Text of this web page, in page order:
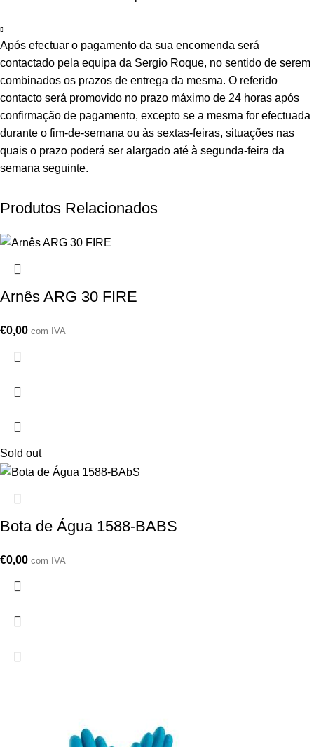
Após efectuar o pagamento da sua encomenda será
contactado pela equipa da Sergio Roque, no sentido de serem
combinados os prazos de entrega da mesma. O referido
contacto será promovido no prazo máximo de 24 horas após
confirmação de pagamento, excepto se a mesma for efectuada
durante o fim-de-semana ou às sextas-feiras, situações nas
quais o prazo poderá ser alargado até à segunda-feira da
semana seguinte.
Produtos Relacionados
Arnês ARG 30 FIRE
€0,00 com IVA
Sold out
Bota de Água 1588-BABS
€0,00 com IVA